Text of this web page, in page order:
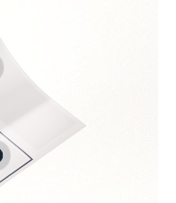
Soft Skills recherchées :
Sens de la négociation et
Rigueur analytique et
Vision stratégique et long